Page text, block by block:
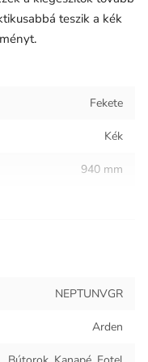
teszik a kék
Fekete
Kék
940 mm
38 kg
Fém
NEPTUNVGR
Arden